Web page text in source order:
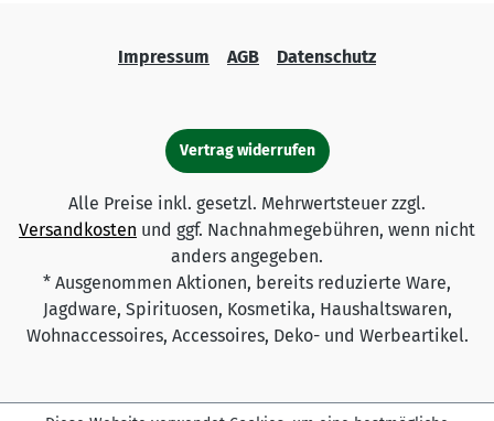
Impressum AGB Datenschutz
Vertrag widerrufen
Alle Preise inkl. gesetzl. Mehrwertsteuer zzgl.
Versandkosten und ggf. Nachnahmegebühren, wenn nicht
anders angegeben.
* Ausgenommen Aktionen, bereits reduzierte Ware,
Jagdware, Spirituosen, Kosmetika, Haushaltswaren,
Wohnaccessoires, Accessoires, Deko- und Werbeartikel.